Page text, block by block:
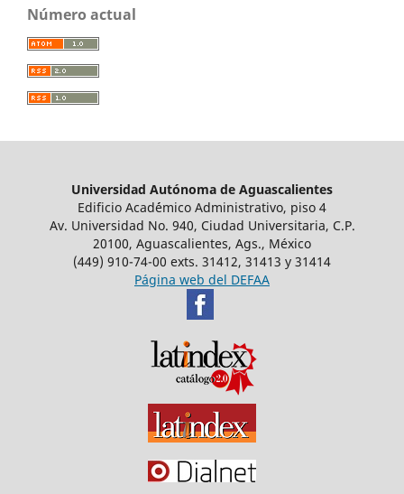
Número actual
Universidad Autónoma de Aguascalientes
Edificio Acad´émico Administrativo, piso 4
Av. Universidad No. 940, Ciudad Universitaria, C.P.
20100, Aguascalientes, Ags., México
(449) 910-74-00 exts. 31412, 31413 y 31414
Página web del DEFAA